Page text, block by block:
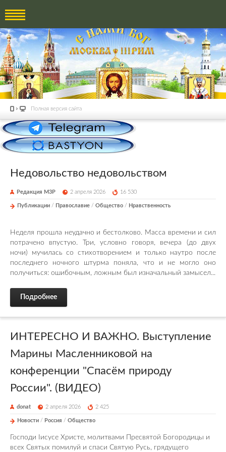
Полная версия сайта
Недовольство недовольством
Редакция М3Р 2 апреля 2026 16 530
Публикации / Православие / Общество / Нравственность
Неделя прошла неудачно и бестолково. Масса времени и сил
потрачено впустую. Три, условно говоря, вечера (до двух
ночи) мучилась со стихотворением и только наутро после
последнего ночного штурма поняла, что и не могло оно
получиться: ошибочным, ложным был изначальный замысел...
Подробнее
ИНТЕРЕСНО И ВАЖНО. Выступление
Марины Масленниковой на
конференции "Спасём природу
России". (ВИДЕО)
donat 2 апреля 2026 2 425
Новости / Россия / Общество
Господи Iисусе Христе, молитвами Пресвятой Богородицы и
всех Святых помилуй и спаси Святую Русь, грядущего